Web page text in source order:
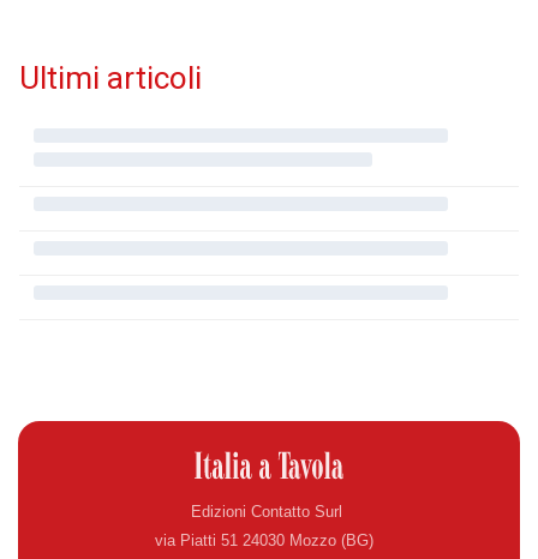
Ultimi articoli
Edizioni Contatto Surl
via Piatti 51 24030 Mozzo (BG)